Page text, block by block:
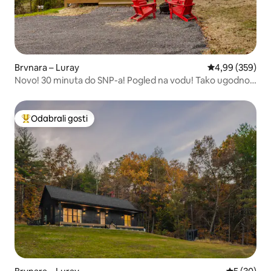
Brvnara – Luray Prosječna
4,99 (359)
Novo! 30 minuta do SNP-a! Pogled na vodu! Tako ugodno!
Među najviše rangiranima s oznakom „Odabrali gosti”
Odabrali gosti